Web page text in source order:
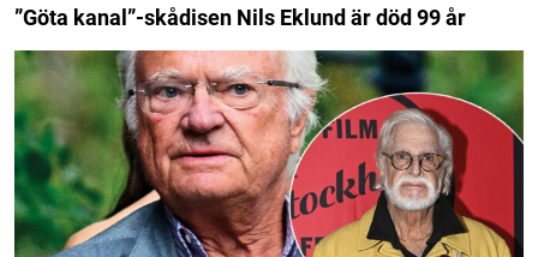
”Göta kanal”-skådisen Nils Eklund är död 99 år